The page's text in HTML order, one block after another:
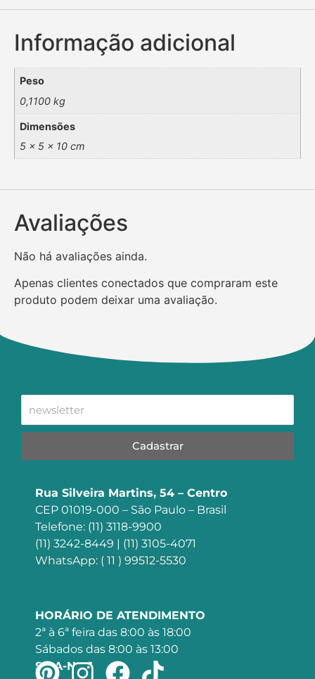
Informação adicional
Peso
0,1100 kg
Dimensões
5 × 5 × 10 cm
Avaliações
Não há avaliações ainda.
Apenas clientes conectados que compraram este
produto podem deixar uma avaliação.
Cadastrar
Rua Silveira Martins, 54 – Centro
CEP 01019-000 – São Paulo – Brasil
Telefone: (11) 3118-9900
(11) 3242-8449 | (11) 3105-4071
WhatsApp: ( 11 ) 99512-5530
HORÁRIO DE ATENDIMENTO
2ª à 6ª feira das 8:00 às 18:00
Sábados das 8:00 às 13:00
SIGA-NOS